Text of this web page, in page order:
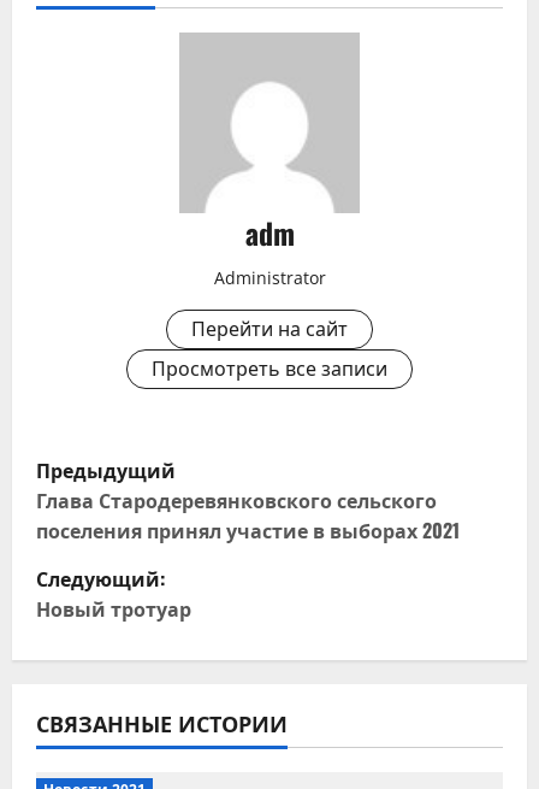
adm
Administrator
Перейти на сайт
Просмотреть все записи
Н
а
в
и
г
а
ц
Предыдущий
Глава Стародеревянковского сельского
поселения принял участие в выборах 2021
Следующий:
Новый тротуар
СВЯЗАННЫЕ ИСТОРИИ